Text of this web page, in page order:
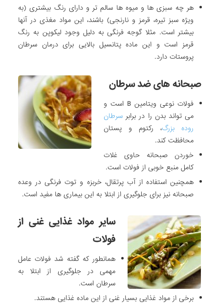
هر چه سبزی ها و میوه ها سالم تر و دارای رنگ بیشتری (به
ویژه سبز تیره، قرمز و نارنجی) باشند، این مواد مغذی در آنها
بیشتر است. مثلا گوجه فرنگی به دلیل وجود لیکوپن به رنگ
قرمز است و این ماده پتانسیل بالایی برای درمان سرطان
پروستات دارد.
صبحانه های ضد سرطان
فولات نوعی ویتامین B است و
می تواند بدن را در برابر سرطان
روده بزرگ، رکتوم و پستان
محافظت کند.
خوردن صبحانه حاوی غلات
کامل منبع خوبی از فولات است.
همچنین استفاده از آب پرتقال، خربزه و توت فرنگی در وعده
صبحانه نیز برای جلوگیری از ابتلا به این بیماری ها مفید است.
سایر مواد غذایی غنی از
فولات
همانطور که گفته شد فولات عامل
مهمی در جلوگیری از ابتلا به
سرطان است.
برخی از مواد غذایی بسیار غنی از این ماده غذایی هستند.